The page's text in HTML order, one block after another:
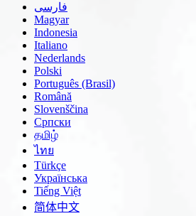
فارسی
Magyar
Indonesia
Italiano
Nederlands
Polski
Português (Brasil)
Română
Slovenščina
Српски
தமிழ்
ไทย
Türkçe
Українська
Tiếng Việt
简体中文